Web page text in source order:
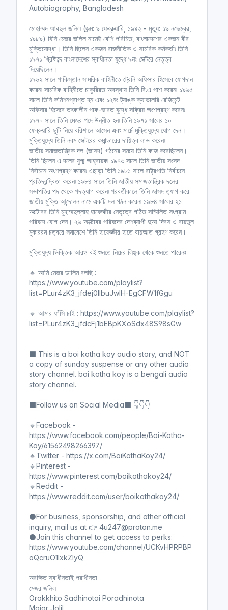
Autobiography, Bangladesh
মোহাম্মদ আবদুল জলিল (জন্ম: ৯ ফেব্রুয়ারি, ১৯৪২ - মৃত্যু: ১৯ নভেম্বর,
১৯৮৯) যিনি মেজর জলিল নামেই বেশি পরিচিত, বাংলাদেশের একজন বীর
মুক্তিযোদ্ধা। তিনি ছিলেন একজন রাজনীতিক ও সামরিক কর্মকর্তা৷ তিনি
১৯৭১ খ্রিষ্টাব্দে বাংলাদেশের স্বাধীনতা যুদ্ধে ৯নং সেক্টরে নেতৃত্ব
দিয়েছিলেন।
১৯৬২ সালে পাকিস্তান সামরিক বাহিনীতে ট্রেনি অফিসার হিসেবে যোগদান
করেন৷ সামরিক বাহিনীতে চাকুরিরত অবস্থায় তিনি বি.এ পাশ করেন৷ ১৯৬৫
সালে তিনি কমিশনপ্রাপ্ত হন এবং ১২নং ট্যাঙ্ক ক্যাভালরি রেজিমেন্ট
অফিসার হিসেবে তৎকালীন পাক-ভারত যুদ্ধে সক্রিয় অংশগ্রহণ করেন৷
১৯৭০ সালে তিনি মেজর পদে উন্নীত হন৷ তিনি ১৯৭১ সালের ১০
ফেব্রুয়ারি ছুটি নিয়ে বরিশালে আসেন এবং মার্চে মুক্তিযুদ্ধে যোগ দেন।
মুক্তিযুদ্ধে তিনি নবম সেক্টরের কমান্ডারের দায়িত্ব লাভ করেন৷
জাতীয় সমাজতান্ত্রিক দল (জাসদ) গঠনের সময়ে তিনি কাজ করেছিলেন।
তিনি ছিলেন এ দলের যুগ্ম আহ্বায়ক৷ ১৯৭৩ সালে তিনি জাতীয় সংসদ
নির্বাচনে অংশগ্রহণ করেন৷ এছাড়া তিনি ১৯৮১ সালে রাষ্ট্রপতি নির্বাচনে
প্রতিদ্বন্দ্বিতা করেন৷ ১৯৮৪ সালে তিনি জাতীয় সমাজতান্ত্রিক দলের
সভাপতির পদ থেকে পদত্যাগ করেন৷ পরবর্তীকালে তিনি জাসদ ত্যাগ করে
জাতীয় মুক্তি আন্দোলন নামে একটি দল গঠন করেন৷ ১৯৮৪ সালের ২১
অক্টোবর তিনি মুহাম্মদুল্লাহ হাফেজ্জীর নেতৃত্বে গঠিত সম্মিলিত সংগ্রাম
পরিষদে যোগ দেন। ২৬ অক্টোবর পরিষদের দেশব্যাপী দুআ দিবস ও বায়তুল
মুকাররম চত্বরে সমাবেশে তিনি হাফেজ্জীর হাতে বায়আত গ্রহণ করেন।
মুক্তিযুদ্ধ ভিক্তিক আরও বই শুনতে নিচের লিঙ্ক থেকে শুনতে পারেনঃ
🔹 আমি মেজর ডালিম বলছি :
https://www.youtube.com/playlist?
list=PLur4zK3_jfdej0llbuJwIH-EgCFW1fGgu
🔹 আমার ফাঁসি চাই : https://www.youtube.com/playlist?
list=PLur4zK3_jfdcFj1bEBpKXoSdx48S98sGw
⬛ This is a boi kotha koy audio story, and NOT
a copy of sunday suspense or any other audio
story channel. boi kotha koy is a bengali audio
story channel.
⬛Follow us on Social Media⬛ 👇👇👇
🔹Facebook -
https://www.facebook.com/people/Boi-Kotha-
Koy/61562498266397/
🔹Twitter - https://x.com/BoiKothaKoy24/
🔹Pinterest -
https://www.pinterest.com/boikothakoy24/
🔹Reddit -
https://www.reddit.com/user/boikothakoy24/
⚫For business, sponsorship, and other official
inquiry, mail us at 👉 4u247@proton.me
⚫Join this channel to get access to perks:
https://www.youtube.com/channel/UCKvHPRPBP
oQcruO1lxkZIyQ
অরক্ষিত স্বাধীনতাই পরাধীনতা
মেজর জলিল
Orokkhito Sadhinotai Poradhinota